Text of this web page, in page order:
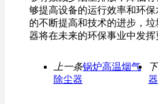
够提高设备的运行效率和环
的不断提高和技术的进步，
器将在未来的环保事业中发挥
上一条锅炉高温烟气
除尘器
器